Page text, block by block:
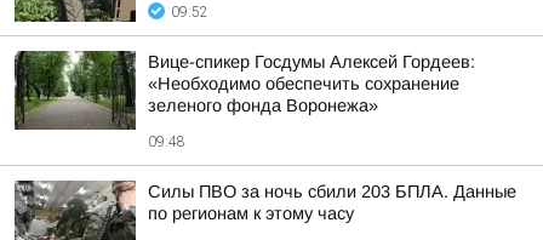
09:52
Вице-спикер Госдумы Алексей Гордеев:
«Необходимо обеспечить сохранение
зеленого фонда Воронежа»
09:48
Силы ПВО за ночь сбили 203 БПЛА. Данные
по регионам к этому часу